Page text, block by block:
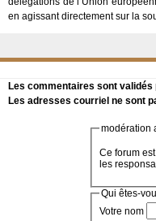
en agissant directement sur la
Les commentaires sont
Les adresses courriel ne sont
modération
Ce forum
les
Qui êtes-
Votre nom